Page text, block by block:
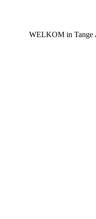
WELKOM in Tange